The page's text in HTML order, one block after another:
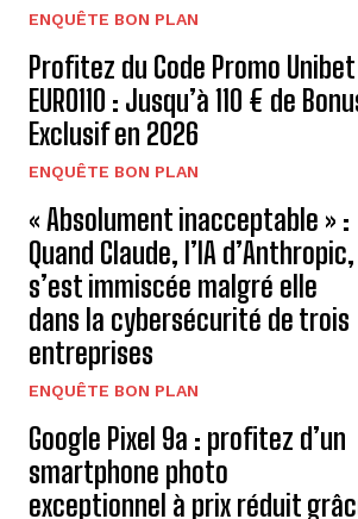
ENQUÊTE BON PLAN
Profitez du Code Promo Unibet
EURO110 : Jusqu’à 110 € de
Exclusif en 2026
ENQUÊTE BON PLAN
« Absolument inacceptable » :
Quand Claude, l’IA d’Anthropic,
s’est immiscée malgré elle
dans la cybersécurité de trois
entreprises
ENQUÊTE BON PLAN
Google Pixel 9a : profitez d’un
smartphone photo
exceptionnel à prix réduit